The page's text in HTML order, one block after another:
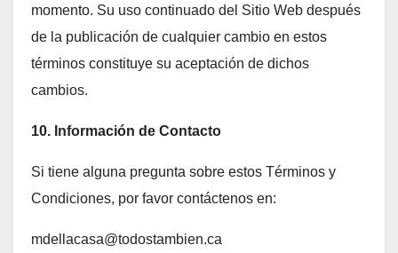
momento. Su uso continuado del Sitio Web después
de la publicación de cualquier cambio en estos
términos constituye su aceptación de dichos
cambios.
10. Información de Contacto
Si tiene alguna pregunta sobre estos Términos y
Condiciones, por favor contáctenos en:
mdellacasa@todostambien.ca